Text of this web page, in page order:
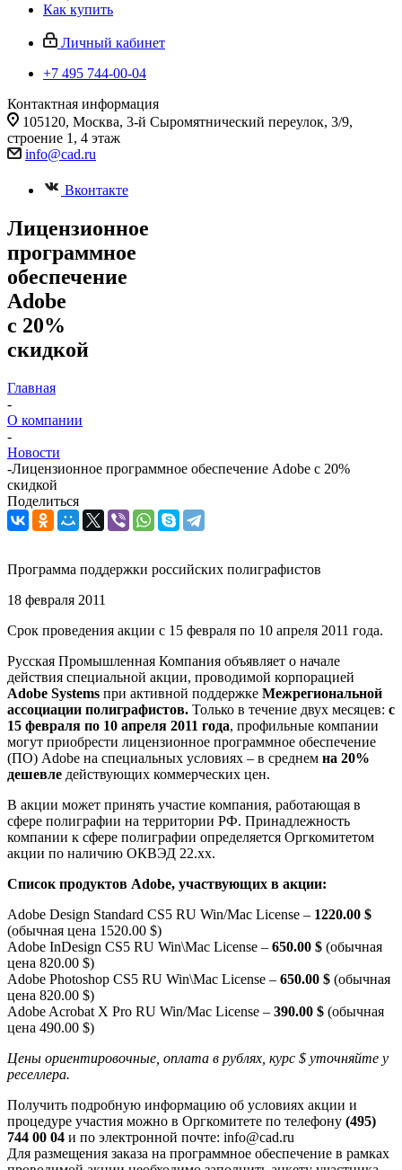
Как купить
Личный кабинет
+7 495 744-00-04
Контактная информация
105120, Москва, 3-й Сыромятнический переулок, 3/9,
строение 1, 4 этаж
info@cad.ru
Вконтакте
Лицензионное
программное
обеспечение
Adobe
с 20%
скидкой
Главная
-
О компании
-
Новости
-Лицензионное программное обеспечение Adobe с 20%
скидкой
Поделиться
Программа поддержки российских полиграфистов
18 февраля 2011
Срок проведения акции с 15 февраля по 10 апреля 2011 года.
Русская Промышленная Компания объявляет о начале
действия специальной акции, проводимой корпорацией
Adobe Systems при активной поддержке Межрегиональной
ассоциации полиграфистов. Только в течение двух месяцев: с
15 февраля по 10 апреля 2011 года, профильные компании
могут приобрести лицензионное программное обеспечение
(ПО) Adobe на специальных условиях – в среднем на 20%
дешевле действующих коммерческих цен.
В акции может принять участие компания, работающая в
сфере полиграфии на территории РФ. Принадлежность
компании к сфере полиграфии определяется Оргкомитетом
акции по наличию ОКВЭД 22.хх.
Список продуктов Adobe, участвующих в акции:
Adobe Design Standard CS5 RU Win/Mac License – 1220.00 $
(обычная цена 1520.00 $)
Adobe InDesign CS5 RU Win\Mac License – 650.00 $ (обычная
цена 820.00 $)
Adobe Photoshop CS5 RU Win\Mac License – 650.00 $ (обычная
цена 820.00 $)
Adobe Acrobat X Pro RU Win/Mac License – 390.00 $ (обычная
цена 490.00 $)
Цены ориентировочные, оплата в рублях, курс $ уточняйте у
реселлера.
Получить подробную информацию об условиях акции и
процедуре участия можно в Оргкомитете по телефону (495)
744 00 04 и по электронной почте: info@cad.ru
Для размещения заказа на программное обеспечение в рамках